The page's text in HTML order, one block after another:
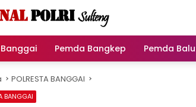
Pemda Bangkep Pemda
POLRESTA BANGGAI
BANGGAI